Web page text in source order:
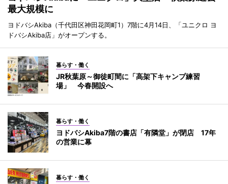
最大規模に
ヨドバシAkiba（千代田区神田花岡町1）7階に4月14日、「ユニクロ ヨ
ドバシAkiba店」がオープンする。
暮らす・働く
JR秋葉原～御徒町間に「高架下キャンプ練習
場」 今春開設へ
暮らす・働く
ヨドバシAkiba7階の書店「有隣堂」が閉店 17年
の営業に幕
暮らす・働く